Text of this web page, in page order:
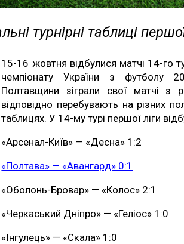
турнірні таблиці
15-16 жовтня відбулися матчі 14-го
чемпіонату України з футболу
Полтавщини зіграли свої матчі з
відповідно перебувають на різних
таблицях. У 14-му турі першої ліги
«Арсенал-Київ» — «Десна» 1:2
«Полтава» — «Авангард» 0:1
«Оболонь-Бровар» — «Колос» 2:1
«Черкаський Дніпро» — «Геліос» 1:0
«Інгулець» — «Скала» 1:0